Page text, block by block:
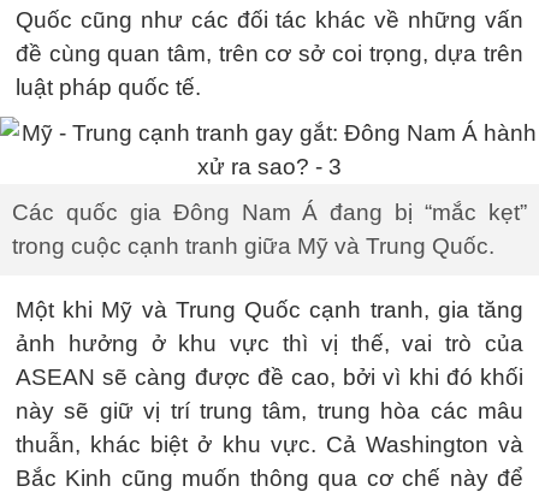
Quốc cũng như các đối tác khác về những vấn
đề cùng quan tâm, trên cơ sở coi trọng, dựa trên
luật pháp quốc tế.
Các quốc gia Đông Nam Á đang bị “mắc kẹt”
trong cuộc cạnh tranh giữa Mỹ và Trung Quốc.
Một khi Mỹ và Trung Quốc cạnh tranh, gia tăng
ảnh hưởng ở khu vực thì vị thế, vai trò của
ASEAN sẽ càng được đề cao, bởi vì khi đó khối
này sẽ giữ vị trí trung tâm, trung hòa các mâu
thuẫn, khác biệt ở khu vực. Cả Washington và
Bắc Kinh cũng muốn thông qua cơ chế này để